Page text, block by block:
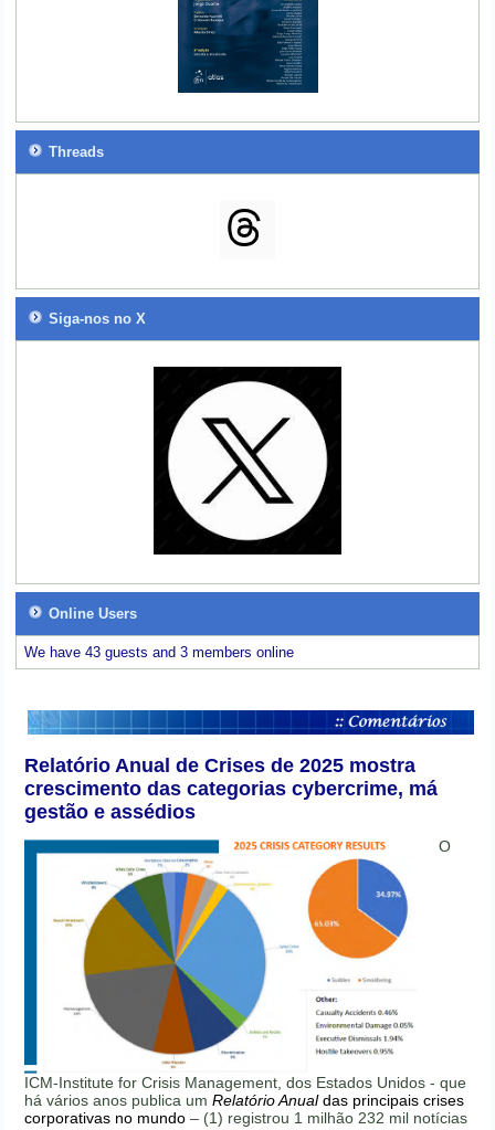
Threads
Siga-nos no X
Online Users
We have 43 guests and 3 members online
Relatório Anual de Crises de 2025 mostra
crescimento das categorias cybercrime, má
gestão e assédios
O
ICM-Institute for Crisis Management, dos Estados Unidos - que
há vários anos publica umRelatório Anualdas principais crises
corporativas no mundo – (1) registrou 1 milhão 232 mil notícias